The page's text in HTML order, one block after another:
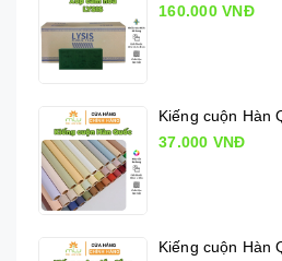
160.000 VNĐ
Kiếng cuộn Hàn
37.000 VNĐ